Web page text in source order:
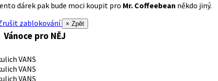
dárek pak bude moci koupit pro Mr. Coffeebean někdo jiný.
zablokování
× Zpět
Vánoce pro NĚJ